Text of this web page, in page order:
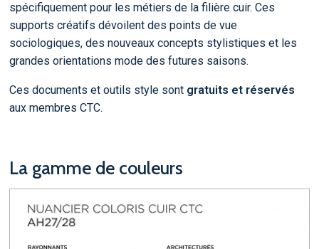
spécifiquement pour les métiers de la filière cuir. Ces
supports créatifs dévoilent des points de vue
sociologiques, des nouveaux concepts stylistiques et les
grandes orientations mode des futures saisons.
Ces documents et outils style sont gratuits et réservés
aux membres CTC.
La gamme de couleurs